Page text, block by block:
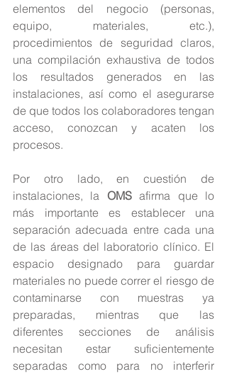
elementos del negocio (personas,
equipo, materiales, etc.),
procedimientos de seguridad claros,
una compilación exhaustiva de todos
los resultados generados en las
instalaciones, así como el asegurarse
de que todos los colaboradores tengan
acceso, conozcan y acaten los
procesos.
Por otro lado, en cuestión de
instalaciones, la OMS afirma que lo
más importante es establecer una
separación adecuada entre cada una
de las áreas del laboratorio clínico. El
espacio designado para guardar
materiales no puede correr el riesgo de
contaminarse con muestras ya
preparadas, mientras que las
diferentes secciones de análisis
necesitan estar suficientemente
separadas como para no interferir